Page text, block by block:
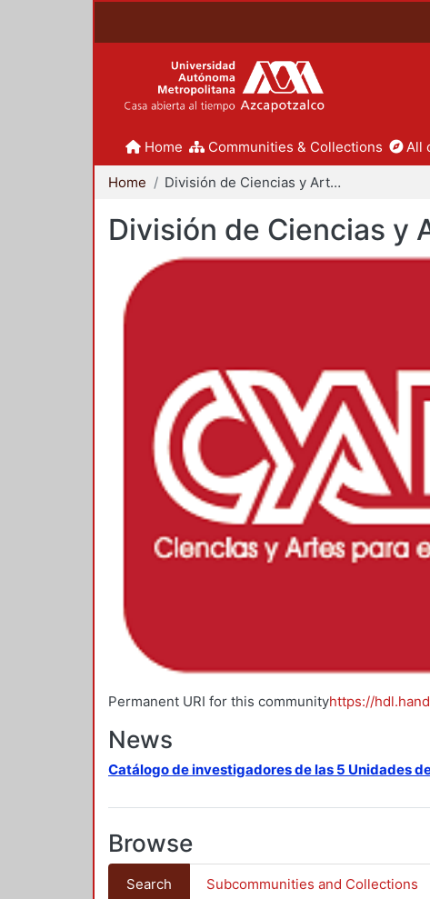
Home Communities & Collections All
Home División de Ciencias y Artes para el Diseño
División de Ciencias y
Permanent URI for this communityhttps://
News
Catálogo de investigadores de las 5 Unidades
Browse
Search Subcommunities and Collections